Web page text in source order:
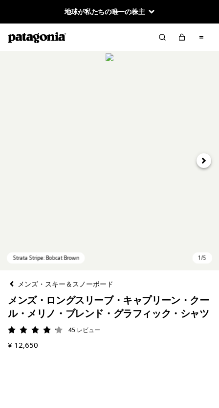
地球が私たちの唯一の株主
次へ
メンズ・スキー＆スノーボード
メンズ・ロングスリーブ・キャプリーン・クー
ル・メリノ・ブレンド・グラフィック・シャツ
評価: 4.2 / 5
45 レビュー
¥ 12,650